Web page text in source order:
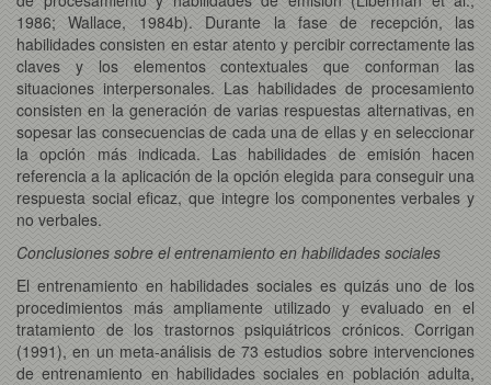
1986; Wallace, 1984b). Durante la fase de recepción, las
habilidades consisten en estar atento y percibir correctamente las
claves y los elementos contextuales que conforman las
situaciones interpersonales. Las habilidades de procesamiento
consisten en la generación de varias respuestas alternativas, en
sopesar las consecuencias de cada una de ellas y en seleccionar
la opción más indicada. Las habilidades de emisión hacen
referencia a la aplicación de la opción elegida para conseguir una
respuesta social eficaz, que integre los componentes verbales y
no verbales.
Conclusiones sobre el entrenamiento en habilidades sociales
El entrenamiento en habilidades sociales es quizás uno de los
procedimientos más ampliamente utilizado y evaluado en el
tratamiento de los trastornos psiquiátricos crónicos. Corrigan
(1991), en un meta-análisis de 73 estudios sobre intervenciones
de entrenamiento en habilidades sociales en población adulta,